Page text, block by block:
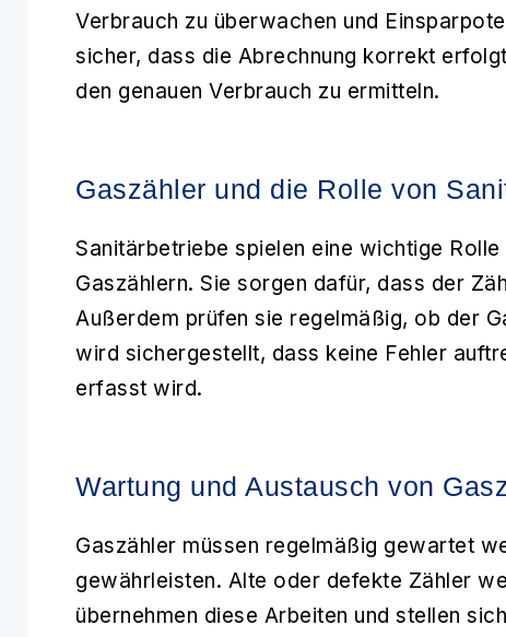
Verbrauch zu überwachen und
sicher, dass die Abrechnung korrekt
den genauen Verbrauch zu ermitteln.
Gaszähler und die Rolle von
Sanitärbetriebe spielen eine wichtige
Gaszählern. Sie sorgen dafür, dass der
Außerdem prüfen sie regelmäßig, ob der
wird sichergestellt, dass keine Fehler
erfasst wird.
Wartung und Austausch von
Gaszähler müssen regelmäßig gewartet
gewährleisten. Alte oder defekte Zähler
übernehmen diese Arbeiten und stellen